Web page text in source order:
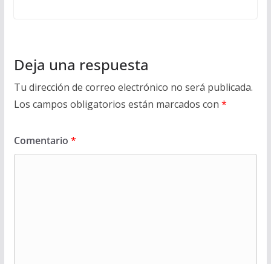
Deja una respuesta
Tu dirección de correo electrónico no será publicada.
Los campos obligatorios están marcados con *
Comentario *